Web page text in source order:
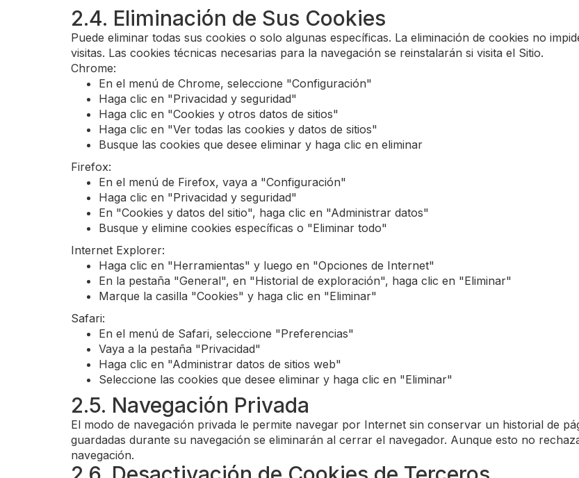
2.4. Eliminación de Sus Cookies
Puede eliminar todas sus cookies o solo algunas específicas. La eliminación de cookies no
visitas. Las cookies técnicas necesarias para la navegación se reinstalarán si visita el Sitio.
Chrome:
En el menú de Chrome, seleccione "Configuración"
Haga clic en "Privacidad y seguridad"
Haga clic en "Cookies y otros datos de sitios"
Haga clic en "Ver todas las cookies y datos de sitios"
Busque las cookies que desee eliminar y haga clic en eliminar
Firefox:
En el menú de Firefox, vaya a "Configuración"
Haga clic en "Privacidad y seguridad"
En "Cookies y datos del sitio", haga clic en "Administrar datos"
Busque y elimine cookies específicas o "Eliminar todo"
Internet Explorer:
Haga clic en "Herramientas" y luego en "Opciones de Internet"
En la pestaña "General", en "Historial de exploración", haga clic en "Eliminar"
Marque la casilla "Cookies" y haga clic en "Eliminar"
Safari:
En el menú de Safari, seleccione "Preferencias"
Vaya a la pestaña "Privacidad"
Haga clic en "Administrar datos de sitios web"
Seleccione las cookies que desee eliminar y haga clic en "Eliminar"
2.5. Navegación Privada
El modo de navegación privada le permite navegar por Internet sin conservar un historial de
guardadas durante su navegación se eliminarán al cerrar el navegador. Aunque esto no
navegación.